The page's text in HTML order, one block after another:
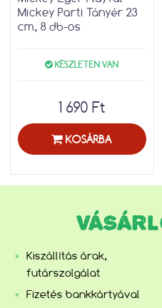
Mickey Parti Tányér 23
cm, 8 db-os
KÉSZLETEN VAN
1 690 Ft
KOSÁRBA
Kiszállítás árak,
futárszolgálat
Fizetés bankkártyával